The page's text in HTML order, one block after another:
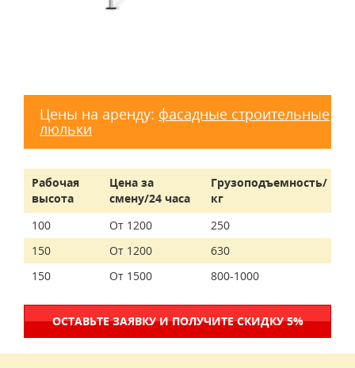
Цены на аренду: фасадные строительные
люльки
Рабочая
высота
Цена за
смену/24 часа
Грузоподъемность/
кг
100
От 1200
250
150
От 1200
630
150
От 1500 800-1000
ОСТАВЬТЕ ЗАЯВКУ И ПОЛУЧИТЕ СКИДКУ 5%